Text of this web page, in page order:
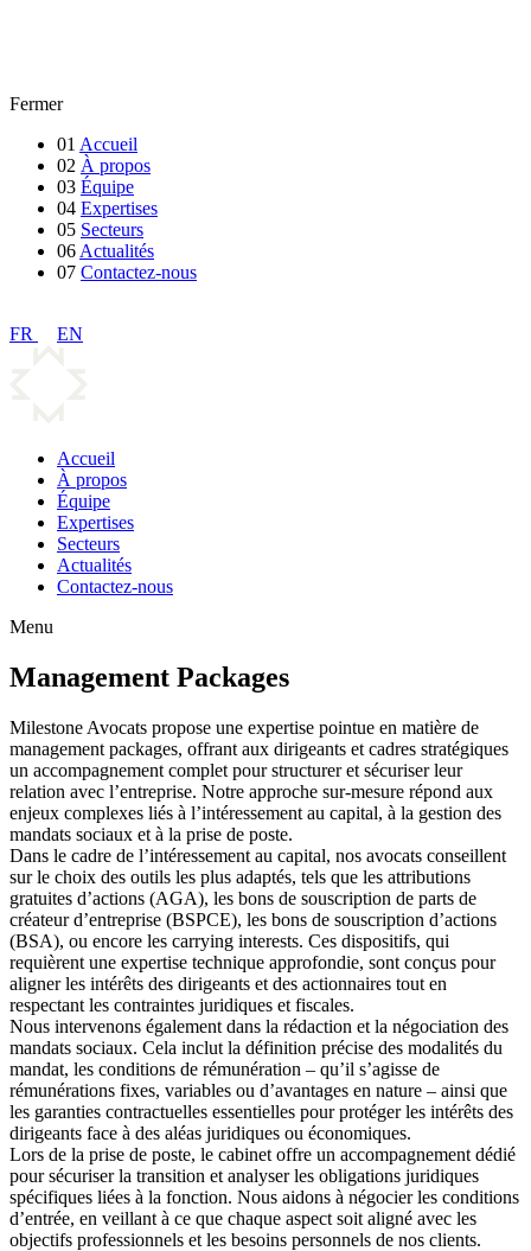
Fermer
01 Accueil
02 À propos
03 Équipe
04 Expertises
05 Secteurs
06 Actualités
07 Contactez-nous
FR EN
Accueil
À propos
Équipe
Expertises
Secteurs
Actualités
Contactez-nous
Menu
Management Packages
Milestone Avocats propose une expertise pointue en matière de
management packages, offrant aux dirigeants et cadres stratégiques
un accompagnement complet pour structurer et sécuriser leur
relation avec l’entreprise. Notre approche sur-mesure répond aux
enjeux complexes liés à l’intéressement au capital, à la gestion des
mandats sociaux et à la prise de poste.
Dans le cadre de l’intéressement au capital, nos avocats conseillent
sur le choix des outils les plus adaptés, tels que les attributions
gratuites d’actions (AGA), les bons de souscription de parts de
créateur d’entreprise (BSPCE), les bons de souscription d’actions
(BSA), ou encore les carrying interests. Ces dispositifs, qui
requièrent une expertise technique approfondie, sont conçus pour
aligner les intérêts des dirigeants et des actionnaires tout en
respectant les contraintes juridiques et fiscales.
Nous intervenons également dans la rédaction et la négociation des
mandats sociaux. Cela inclut la définition précise des modalités du
mandat, les conditions de rémunération – qu’il s’agisse de
rémunérations fixes, variables ou d’avantages en nature – ainsi que
les garanties contractuelles essentielles pour protéger les intérêts des
dirigeants face à des aléas juridiques ou économiques.
Lors de la prise de poste, le cabinet offre un accompagnement dédié
pour sécuriser la transition et analyser les obligations juridiques
spécifiques liées à la fonction. Nous aidons à négocier les conditions
d’entrée, en veillant à ce que chaque aspect soit aligné avec les
objectifs professionnels et les besoins personnels de nos clients.